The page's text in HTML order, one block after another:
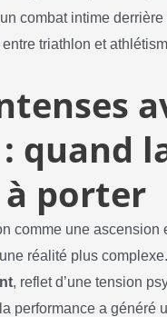
combat intime
triathlon et
quand
porter
comme une ascension
réalité plus
, reflet d’une tension
performance a généré